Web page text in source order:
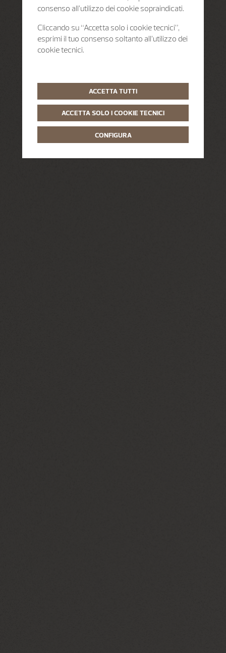
consenso all’utilizzo dei cookie sopraindicati.
Cliccando su “Accetta solo i cookie tecnici”,
esprimi il tuo consenso soltanto all’utilizzo dei
cookie tecnici.
ACCETTA TUTTI
ACCETTA SOLO I COOKIE TECNICI
CONFIGURA